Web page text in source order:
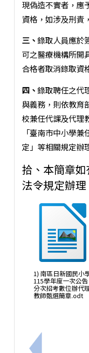
現偽造不實者，應
資格，如涉及刑責
三、 錄取人員應於
可之醫療機構所開
合格者取消錄取資
四、 錄取聘任之代
與義務，則依教育
校兼任代課及代理
「臺南市中小學
定」等相關規定辦
拾、本簡章
法令規定辦理
1) 南區日新國民小
115學年度一次公告
分次招考數位辦代
教師甄選簡章.odt